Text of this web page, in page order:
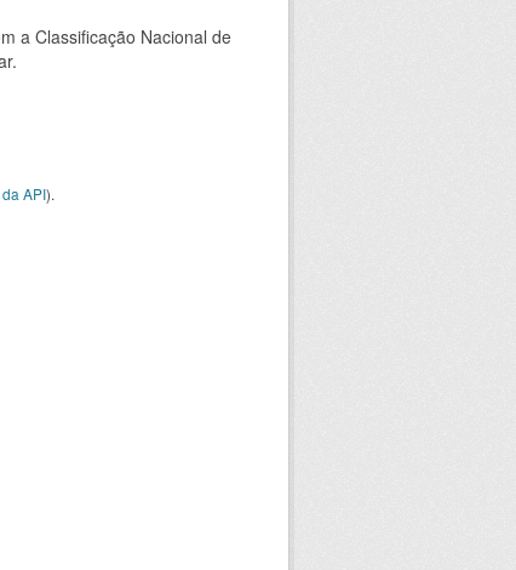
a Classificação Nacional de
API).